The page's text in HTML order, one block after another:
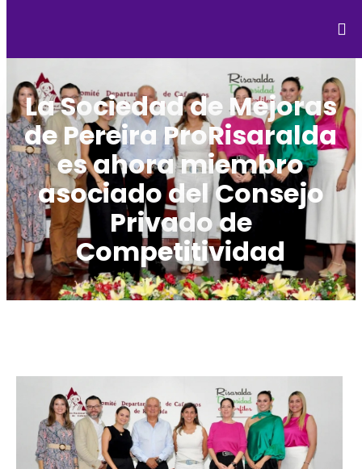
La Sociedad de Mejoras
de Pereira ProRisaralda
es ahora miembro
asociado del Consejo
Privado de
Competitividad